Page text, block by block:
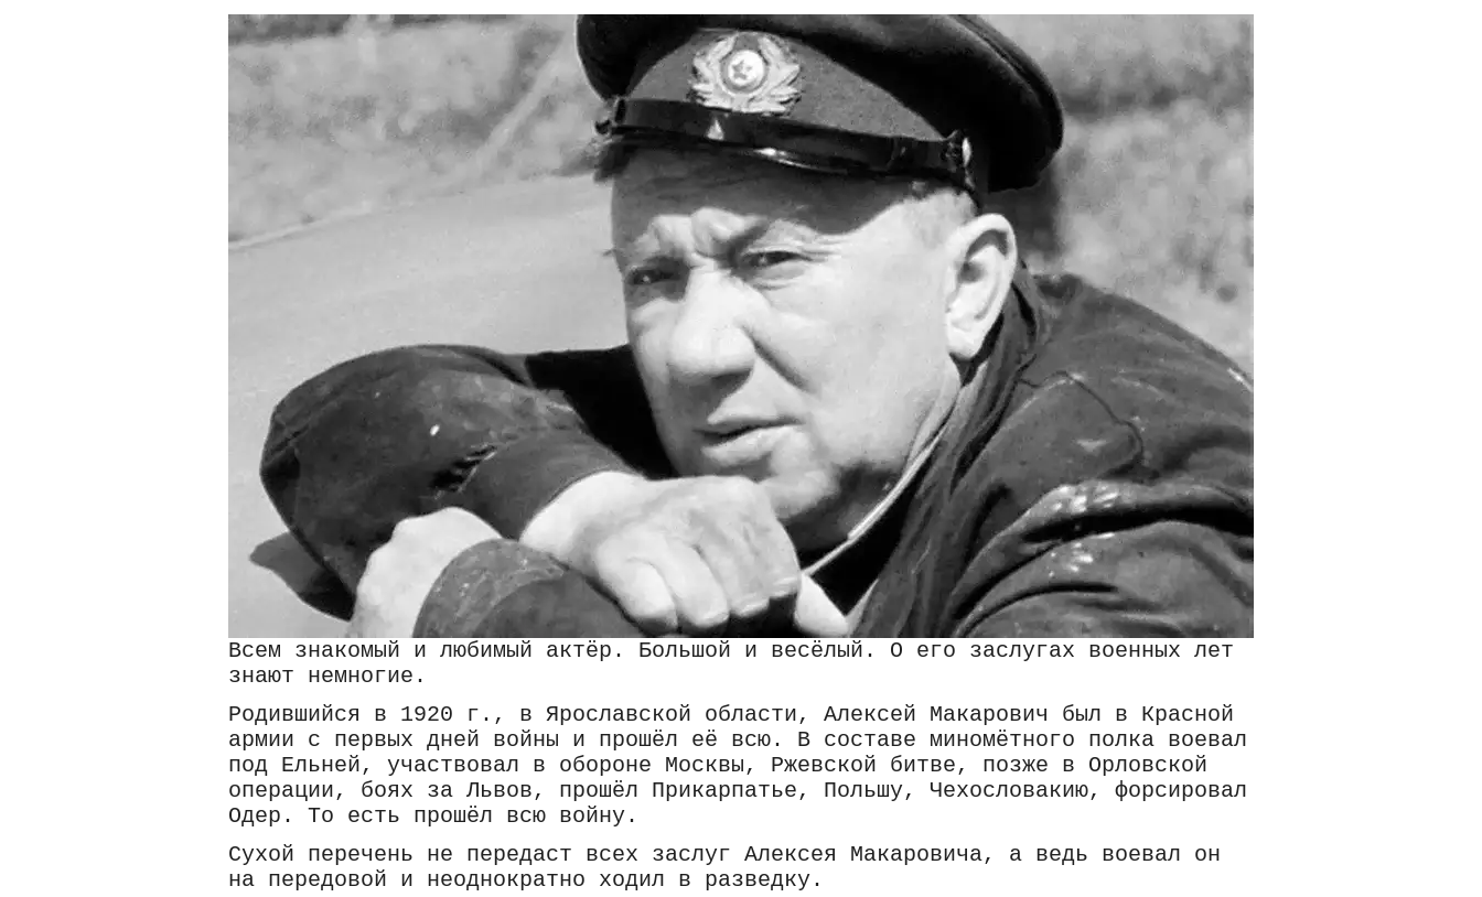
Всем знакомый и любимый актёр. Большой и весёлый. О его заслугах военных лет
знают немногие.
Родившийся в 1920 г., в Ярославской области, Алексей Макарович был в Красной
армии с первых дней войны и прошёл её всю. В составе миномётного полка воевал
под Ельней, участвовал в обороне Москвы, Ржевской битве, позже в Орловской
операции, боях за Львов, прошёл Прикарпатье, Польшу, Чехословакию, форсировал
Одер. То есть прошёл всю войну.
Сухой перечень не передаст всех заслуг Алексея Макаровича, а ведь воевал он
на передовой и неоднократно ходил в разведку.